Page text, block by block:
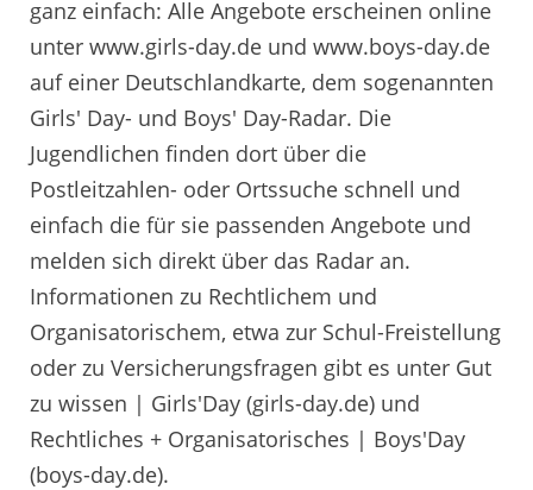
ganz einfach: Alle Angebote erscheinen online
unter www.girls-day.de und www.boys-day.de
auf einer Deutschlandkarte, dem sogenannten
Girls' Day- und Boys' Day-Radar. Die
Jugendlichen finden dort über die
Postleitzahlen- oder Ortssuche schnell und
einfach die für sie passenden Angebote und
melden sich direkt über das Radar an.
Informationen zu Rechtlichem und
Organisatorischem, etwa zur Schul-Freistellung
oder zu Versicherungsfragen gibt es unter Gut
zu wissen | Girls'Day (girls-day.de) und
Rechtliches + Organisatorisches | Boys'Day
(boys-day.de).